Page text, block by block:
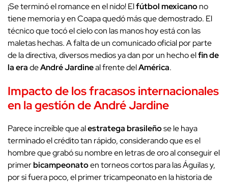
¡Se terminó el romance en el nido! Elfútbol mexicanono
tiene memoria y en Coapa quedó más que demostrado. El
técnico que tocó el cielo con las manos hoy está con las
maletas hechas. A falta de un comunicado oficial por parte
de la directiva, diversos medios ya dan por un hecho elfin de
la eradeAndré Jardineal frente delAmérica.
Impacto de los fracasos internacionales
en la gestión de André Jardine
Parece increíble que alestratega brasileñose le haya
terminado el crédito tan rápido, considerando que es el
hombre que grabó su nombre en letras de oro al conseguir el
primerbicampeonatoen torneos cortos para las Águilas y,
por si fuera poco, el primer tricampeonato en la historia de